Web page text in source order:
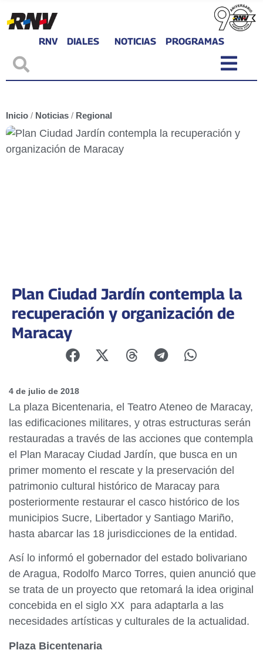
RNV DIALES NOTICIAS PROGRAMAS
Inicio / Noticias / Regional
Plan Ciudad Jardín contempla la
recuperación y organización de
Maracay
4 de julio de 2018
La plaza Bicentenaria, el Teatro Ateneo de Maracay,
las edificaciones militares, y otras estructuras serán
restauradas a través de las acciones que contempla
el Plan Maracay Ciudad Jardín, que busca en un
primer momento el rescate y la preservación del
patrimonio cultural histórico de Maracay para
posteriormente restaurar el casco histórico de los
municipios Sucre, Libertador y Santiago Mariño,
hasta abarcar las 18 jurisdicciones de la entidad.
Así lo informó el gobernador del estado bolivariano
de Aragua, Rodolfo Marco Torres, quien anunció que
se trata de un proyecto que retomará la idea original
concebida en el siglo XX para adaptarla a las
necesidades artísticas y culturales de la actualidad.
Plaza Bicentenaria